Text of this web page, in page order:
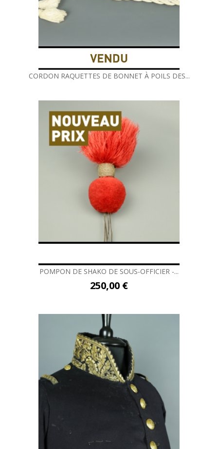
CORDON RAQUETTES DE BONNET À POILS DES...
POMPON DE SHAKO DE SOUS-OFFICIER -...
250,00 €